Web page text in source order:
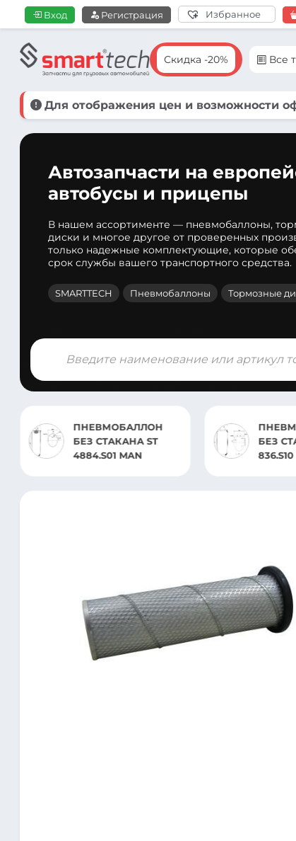
Вход Регистрация Избранное
Скидка -20% Все
Для отображения цен и возможности
Автозапчасти на
автобусы и прицепы
В нашем ассортименте — пневмобаллоны,
диски и многое другое от проверенных
только надежные комплектующие, которые
срок службы вашего транспортного средства.
SMARTTECH Пневмобаллоны Тормозные
Поиск
товаров
ПНЕВМОБАЛЛОН
БЕЗ СТАКАНА ST
836.S10 DAF XF 105